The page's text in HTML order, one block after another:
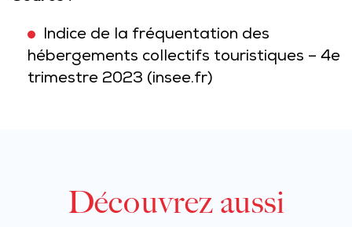
Indice de la fréquentation des
hébergements collectifs touristiques – 4e
trimestre 2023 (insee.fr)
Découvrez aussi